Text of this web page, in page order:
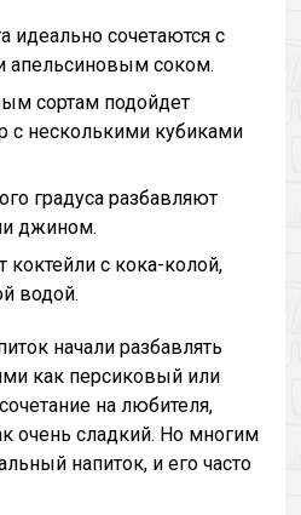
идеально сочетаются с
апельсиновым соком.
сортам подойдет
с несколькими кубиками
градуса разбавляют
джином.
с кока-колой,
водой.
начали разбавлять
как персиковый или
на любителя,
очень сладкий. Но многим
напиток, и его часто